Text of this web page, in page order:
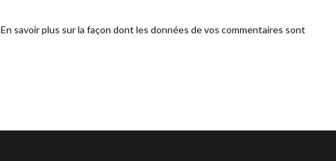
En savoir plus sur la façon dont les données de vos commentaires sont